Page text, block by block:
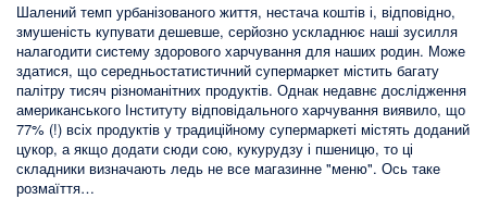
Шалений темп урбанізованого життя, нестача коштів і, відповідно,
змушеність купувати дешевше, серйозно ускладнює наші зусилля
налагодити систему здорового харчування для наших родин. Може
здатися, що середньостатистичний супермаркет містить багату
палітру тисяч різноманітних продуктів. Однак недавнє дослідження
американського Інституту відповідального харчування виявило, що
77% (!) всіх продуктів у традиційному супермаркеті містять доданий
цукор, а якщо додати сюди сою, кукурудзу і пшеницю, то ці
складники визначають ледь не все магазинне "меню". Ось таке
розмаїття…